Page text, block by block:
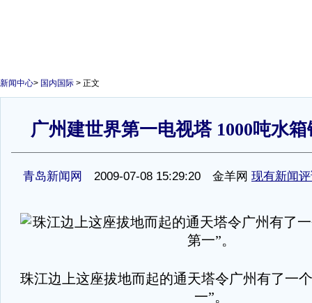
新闻中心> 国内国际 > 正文
广州建世界第一电视塔 1000吨水
青岛新闻网 2009-07-08 15:29:20 金羊网 现有新闻
珠江边上这座拔地而起的通天塔令广州有了一
一”。